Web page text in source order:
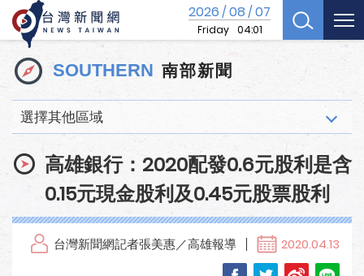
2026/08/07
Friday 04:01
SOUTHERN 南部新聞
選擇其他區域
高雄銀行：2020配發0.6元股利是含
0.15元現金股利及0.45元股票股利
台灣新聞網記者張美惠／高雄報導 2020.04.13